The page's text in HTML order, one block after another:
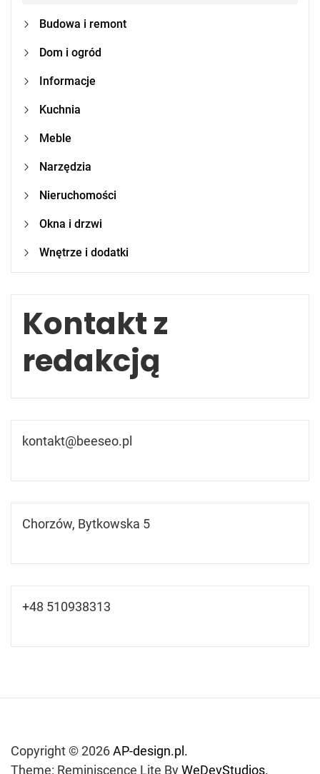
Budowa i remont
Dom i ogród
Informacje
Kuchnia
Meble
Narzędzia
Nieruchomości
Okna i drzwi
Wnętrze i dodatki
Kontakt z
redakcją
kontakt@beeseo.pl
Chorzów, Bytkowska 5
+48 510938313
Copyright © 2026AP-design.pl.
Theme: Reminiscence Lite ByWeDevStudios.